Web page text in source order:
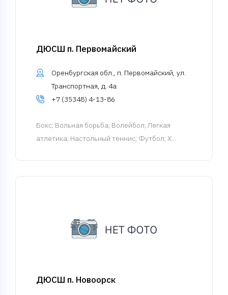
ДЮСШ п. Первомайский
Оренбургская обл., п. Первомайский, ул.
Транспортная, д. 4а
+7 (35348) 4-13-86
Бокс; Вольная борьба; Волейбол; Легкая
атлетика; Настольный теннис; Футбол; Х...
ДЮСШ п. Новоорск